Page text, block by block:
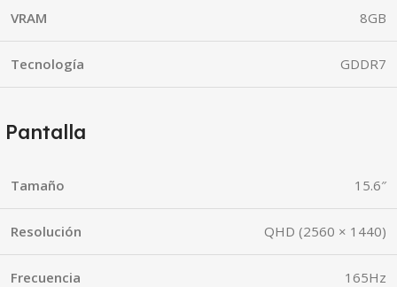
VRAM 8GB
Tecnología GDDR7
Pantalla
Tamaño 15.6″
Resolución QHD (2560 × 1440)
Frecuencia 165Hz